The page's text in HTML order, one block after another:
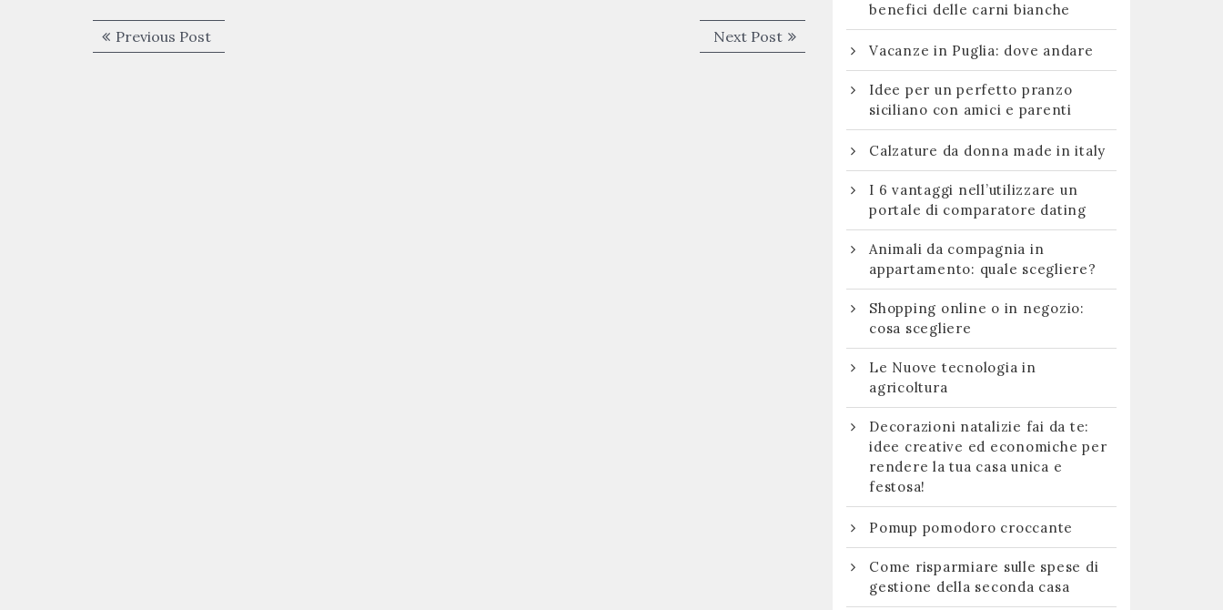
Navigazione
articoli
Previous PostPrevious
post:
Next PostNext
post:
benefici delle carni bianche
Vacanze in Puglia: dove andare
Idee per un perfetto pranzo
siciliano con amici e parenti
Calzature da donna made in italy
I 6 vantaggi nell’utilizzare un
portale di comparatore dating
Animali da compagnia in
appartamento: quale scegliere?
Shopping online o in negozio:
cosa scegliere
Le Nuove tecnologia in
agricoltura
Decorazioni natalizie fai da te:
idee creative ed economiche per
rendere la tua casa unica e
festosa!
Pomup pomodoro croccante
Come risparmiare sulle spese di
gestione della seconda casa